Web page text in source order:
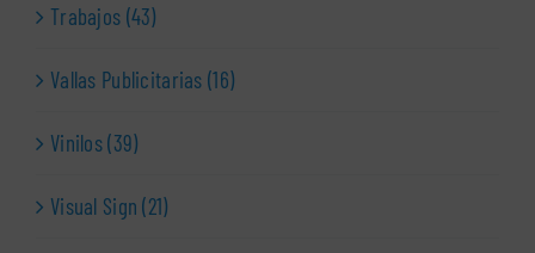
Trabajos (43)
Vallas Publicitarias (16)
Vinilos (39)
Visual Sign (21)